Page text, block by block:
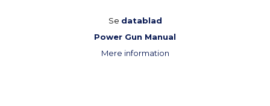
Se datablad
Power Gun Manual
Mere information